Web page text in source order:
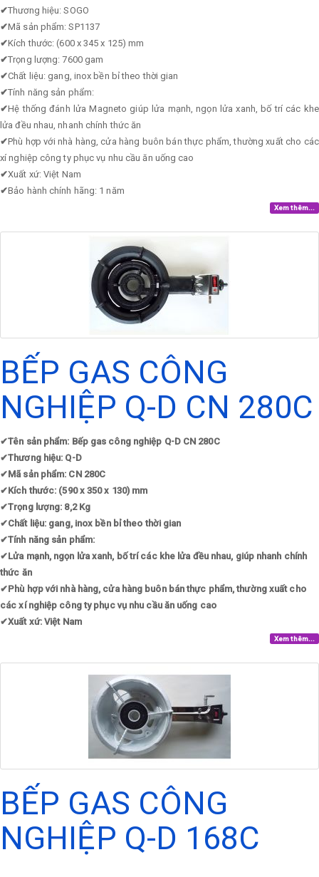
✔Thương hiệu: SOGO
✔Mã sản phẩm: SP1137
✔Kích thước: (600 x 345 x 125) mm
✔Trọng lượng: 7600 gam
✔Chất liệu: gang, inox bền bỉ theo thời gian
✔Tính năng sản phẩm:
✔Hệ thống đánh lửa Magneto giúp lửa mạnh, ngọn lửa xanh, bố trí các khe
lửa đều nhau, nhanh chính thức ăn
✔Phù hợp với nhà hàng, cửa hàng buôn bán thực phẩm, thường xuất cho các
xí nghiệp công ty phục vụ nhu cầu ăn uống cao
✔Xuất xứ: Việt Nam
✔Bảo hành chính hãng: 1 năm
Xem thêm...
BẾP GAS CÔNG
NGHIỆP Q-D CN 280C
✔Tên sản phẩm: Bếp gas công nghiệp Q-D CN 280C
✔Thương hiệu: Q-D
✔Mã sản phẩm: CN 280C
✔Kích thước: (590 x 350 x 130) mm
✔Trọng lượng: 8,2 Kg
✔Chất liệu: gang, inox bền bỉ theo thời gian
✔Tính năng sản phẩm:
✔Lửa mạnh, ngọn lửa xanh, bố trí các khe lửa đều nhau, giúp nhanh chính
thức ăn
✔Phù hợp với nhà hàng, cửa hàng buôn bán thực phẩm, thường xuất cho
các xí nghiệp công ty phục vụ nhu cầu ăn uống cao
✔Xuất xứ: Việt Nam
Xem thêm...
BẾP GAS CÔNG
NGHIỆP Q-D 168C